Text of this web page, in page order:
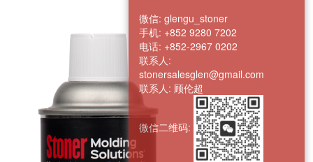
微信: glengu_stoner
手机: +852 9280 7202
电话: +852-2967 0202
联系人:
stonersalesglen@gmail.com
联系人: 顾伦超
微信二维码: